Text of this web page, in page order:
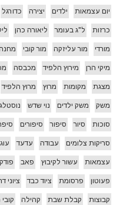
יום עצמאות ילדים יצירה כדורגל
כרזות ל"ג בעומר ליאורה כהן
מורדי מור עליזקה מור קובי
מיקי הרן מירוץ הלפיד מכבסה
מצגת מקומות מרוץ מרוץ הלפיד
משק משק ילדים נוי שדש
סוכות סיור סיפור סיפורים
סריקות צלומים עבודה עדעד
עצמאות עשור לקיבוץ פאב
פעוטון פרסומת ציוד כבד ציוני
קבוצות קבלת שבת קהילה